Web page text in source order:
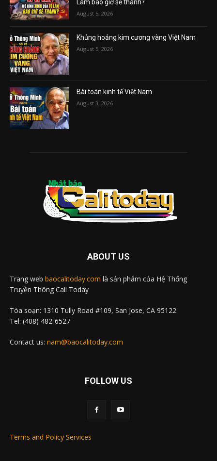
Lâm bao giờ sẽ thành?
August 5, 2026
Khủng hoảng kim cương vàng Việt Nam
August 5, 2026
Bài toán kinh tế Việt Nam
August 3, 2026
ABOUT US
Trang web baocalitoday.com là sản phẩm của Hệ Thống
Truyền Thông Cali Today
Tòa soạn: 1310 Tully Road #109, San Jose, CA 95122
Tel: (408) 482-6527
Contact us: nam@baocalitoday.com
FOLLOW US
Terms and Policy Services